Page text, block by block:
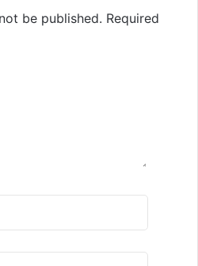
be published. Required